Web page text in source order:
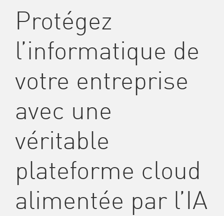
Protégez
l’informatique de
votre entreprise
avec une
véritable
plateforme cloud
alimentée par l’IA